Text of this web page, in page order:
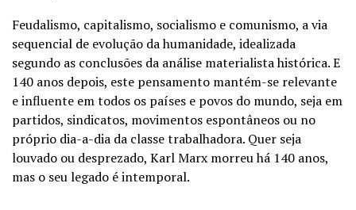
Feudalismo, capitalismo, socialismo e comunismo, a via
sequencial de evolução da humanidade, idealizada
segundo as conclusões da análise materialista histórica. E
140 anos depois, este pensamento mantém-se relevante
e influente em todos os países e povos do mundo, seja em
partidos, sindicatos, movimentos espontâneos ou no
próprio dia-a-dia da classe trabalhadora. Quer seja
louvado ou desprezado, Karl Marx morreu há 140 anos,
mas o seu legado é intemporal.